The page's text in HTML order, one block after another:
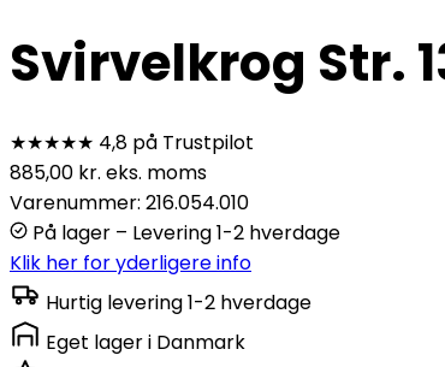
Svirvelkrog Str.
★★★★★ 4,8 på Trustpilot
885,00 kr. eks. moms
Varenummer: 216.054.010
På lager – Levering 1-2 hverdage
Klik her for yderligere info
Hurtig levering1-2 hverdage
Eget lageri Danmark